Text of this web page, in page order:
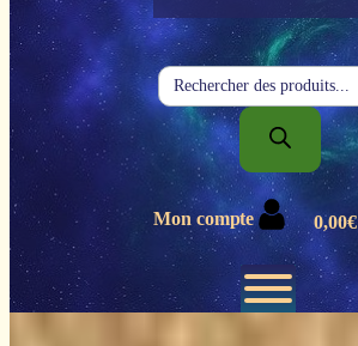
Recherche
de
produits
Mon compte 0,00€